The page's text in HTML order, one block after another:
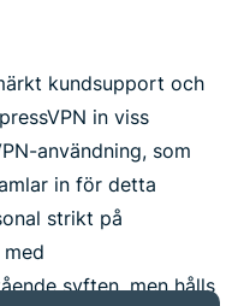
kundsupport och
in viss
användning, som
in för detta
strikt på
syften, men hålls